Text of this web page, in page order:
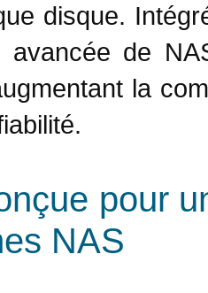
disque.
avancée de
la
pour
NAS